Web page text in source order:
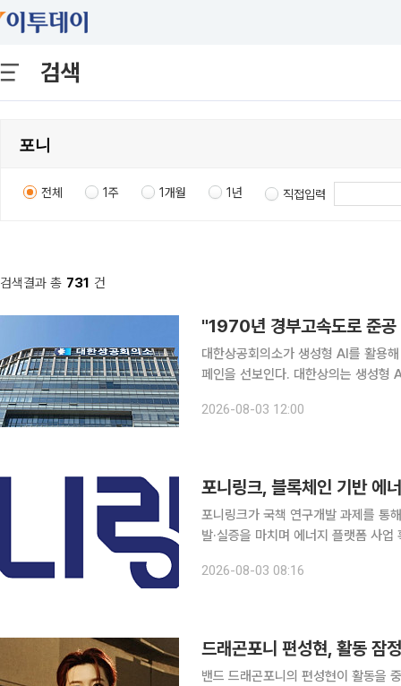
검색
전체 1주 1개월 1년 직접입력
검색결과 총 731 건
"1970년 경부고속도로 준
대한상공회의소가 생성형 AI를 활용
페인을 선보인다. 대한상의는 생성형 AI 기술을 활용해 사용자가 대한민국 경제성장의 역사적 현장
혔다. 4일부터 진행되는 이번 캠페
2026-08-03 12:00
포니링크, 블록체인 기반 에
포니링크가 국책 연구개발 과제를 통
발·실증을 마치며 에너지 플랫폼 사업 확대에 나선다. 포니링크는 기
'TESS(Total Energy Service
2026-08-03 08:16
드래곤포니 편성현, 활동 잠
밴드 드래곤포니의 편성현이 활동을 중단한다. 22일 드래곤포니의 소속사 안